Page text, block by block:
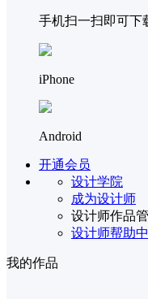
手机扫一扫即可下
iPhone
Android
开通会员
设计学院
成为设计师
设计师作品
设计师帮助
我的作品